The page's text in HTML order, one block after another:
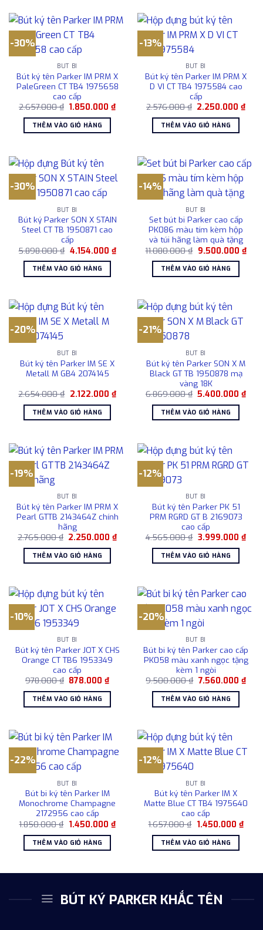
-30%
BÚT BI
Bút ký tên Parker IM PRM X
PaleGreen CT TB4 1975658
cao cấp
2.657.000₫ Giá
là:
2.657.000 ₫.
1.850.000₫Giá
THÊM VÀO GIỎ HÀNG
-13%
BÚT BI
Bút ký tên Parker IM PRM X
D VI CT TB4 1975584 cao
cấp
2.576.000₫ Giá
là:
2.576.000 ₫.
2.250.000₫Giá
THÊM VÀO GIỎ HÀNG
-30%
BÚT BI
Bút ký Parker SON X STAIN
Steel CT TB 1950871 cao
cấp
5.898.000₫ Giá
là:
5.898.000 ₫.
4.154.000 ₫Giá
hiện
4.154.000 ₫.
THÊM VÀO GIỎ HÀNG
-14%
BÚT BI
Set bút bi Parker cao cấp
PK086 màu tím kèm hộp
và túi hãng làm quà tặng
11.080.000₫ Giá
là:
11.080.000 ₫.
9.500.000 ₫Giá
hiện
THÊM VÀO GIỎ HÀNG
-20%
BÚT BI
Bút ký tên Parker IM SE X
Metall M GB4 2074145
2.654.000₫ Giá
là:
2.654.000 ₫.
2.122.000 ₫Giá
hiện
2.122.000 ₫.
THÊM VÀO GIỎ HÀNG
-21%
BÚT BI
Bút ký tên Parker SON X M
Black GT TB 1950878 mạ
vàng 18K
6.869.000₫ Giá
là:
6.869.000 ₫.
5.400.000₫Giá
hiện
THÊM VÀO GIỎ HÀNG
-19%
BÚT BI
Bút ký tên Parker IM PRM X
Pearl GTTB 2143464Z chính
hãng
2.765.000₫ Giá
là:
2.765.000 ₫.
2.250.000₫Giá
hiện
2.250.000 ₫.
THÊM VÀO GIỎ HÀNG
-12%
BÚT BI
Bút ký tên Parker PK 51
PRM RGRD GT B 2169073
cao cấp
4.565.000₫ Giá
là:
4.565.000 ₫.
3.999.000 ₫Giá
hiện
THÊM VÀO GIỎ HÀNG
-10%
BÚT BI
Bút ký tên Parker JOT X CHS
Orange CT TB6 1953349
cao cấp
978.000₫ Giá
là:
978.000 ₫.
878.000₫Giá
tại
878.000 ₫.
THÊM VÀO GIỎ HÀNG
-20%
BÚT BI
Bút bi ký tên Parker cao cấp
PK058 màu xanh ngọc tặng
kèm 1 ngòi
9.500.000₫ Giá
là:
9.500.000 ₫.
7.560.000 ₫Giá
THÊM VÀO GIỎ HÀNG
-22%
BÚT BI
Bút bi ký tên Parker IM
Monochrome Champagne
2172956 cao cấp
1.850.000₫ Giá
là:
1.850.000 ₫.
1.450.000 ₫Giá
hiện
1.450.000 ₫.
THÊM VÀO GIỎ HÀNG
-12%
BÚT BI
Bút ký tên Parker IM X
Matte Blue CT TB4 1975640
cao cấp
1.657.000₫ Giá
là:
1.657.000 ₫.
1.450.000 ₫Giá
hiện
THÊM VÀO GIỎ HÀNG
BÚT KÝ PARKER KHẮC TÊN